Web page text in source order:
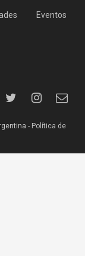
Eventos
- Política de